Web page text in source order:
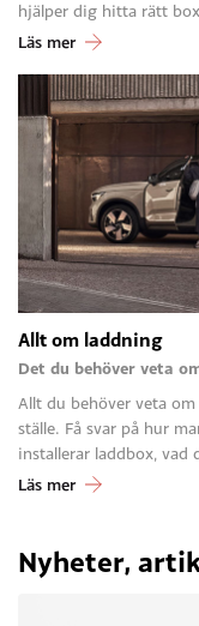
hjälper dig hitta rätt
Läs mer
Allt om laddning
Det du behöver veta
Allt du behöver veta
ställe. Få svar på hur
installerar laddbox,
Läs mer
Nyheter,